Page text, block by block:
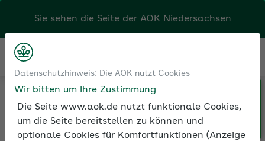
Datenschutzhinweis: Die AOK nutzt Cookies
Wir bitten um Ihre Zustimmung
Die Seite www.aok.de nutzt funktionale Cookies,
um die Seite bereitstellen zu können und
optionale Cookies für Komfortfunktionen (Anzeige
und Seminare
Seminarvideos
Betriebliche Gesundheitsförderung
führen – Anregungen aus der Positiven Psychologie